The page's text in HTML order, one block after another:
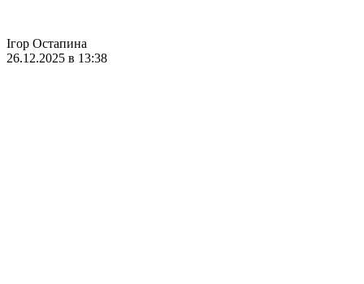
Ігор Остапина
26.12.2025 в 13:38